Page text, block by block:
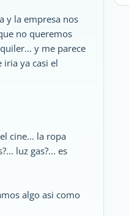
y la empresa nos
no queremos
y me parece
iria ya casi el
cine... la ropa
luz gas?... es
algo asi como